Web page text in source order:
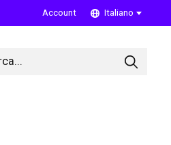
Account Italiano